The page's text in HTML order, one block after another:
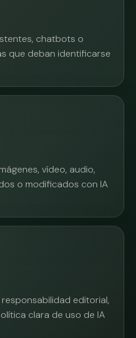
chatbots o
que deban identificarse
vídeo, audio,
o modificados con IA
editorial,
clara de uso de IA